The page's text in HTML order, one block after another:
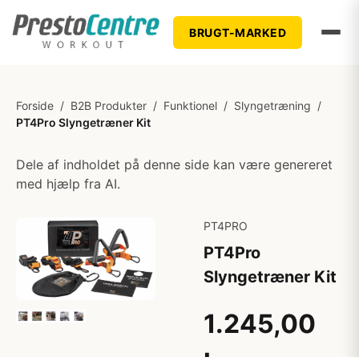
BRUGT-MARKED
Forside / B2B Produkter / Funktionel / Slyngetræning /
PT4Pro Slyngetræner Kit
Dele af indholdet på denne side kan være genereret
med hjælp fra AI.
PT4PRO
PT4Pro
Slyngetræner Kit
1.245,00